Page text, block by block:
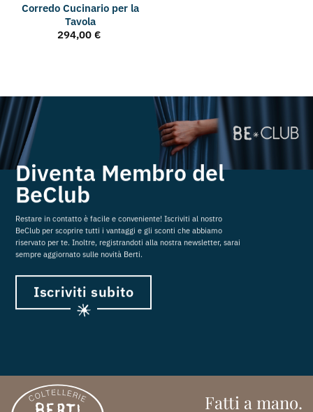
Corredo Cucinario per la
Tavola
294,00 €
Diventa Membro del
BeClub
Restare in contatto è facile e conveniente! Iscriviti al nostro
BeClub per scoprire tutti i vantaggi e gli sconti che abbiamo
riservato per te. Inoltre, registrandoti alla nostra newsletter, sarai
sempre aggiornato sulle novità Berti.
Iscriviti subito
Fatti a mano.